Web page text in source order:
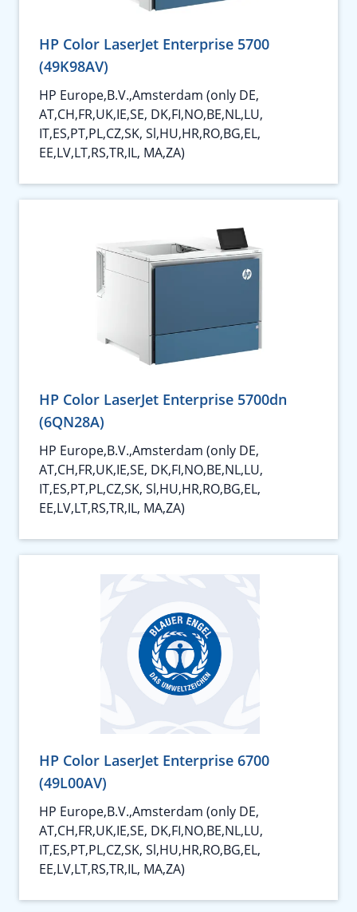
HP Color LaserJet Enterprise 5700
(49K98AV)
HP Europe,B.V.,Amsterdam (only DE,
AT,CH,FR,UK,IE,SE, DK,FI,NO,BE,NL,LU,
IT,ES,PT,PL,CZ,SK, Sl,HU,HR,RO,BG,EL,
EE,LV,LT,RS,TR,IL, MA,ZA)
HP Color LaserJet Enterprise 5700dn
(6QN28A)
HP Europe,B.V.,Amsterdam (only DE,
AT,CH,FR,UK,IE,SE, DK,FI,NO,BE,NL,LU,
IT,ES,PT,PL,CZ,SK, Sl,HU,HR,RO,BG,EL,
EE,LV,LT,RS,TR,IL, MA,ZA)
HP Color LaserJet Enterprise 6700
(49L00AV)
HP Europe,B.V.,Amsterdam (only DE,
AT,CH,FR,UK,IE,SE, DK,FI,NO,BE,NL,LU,
IT,ES,PT,PL,CZ,SK, Sl,HU,HR,RO,BG,EL,
EE,LV,LT,RS,TR,IL, MA,ZA)